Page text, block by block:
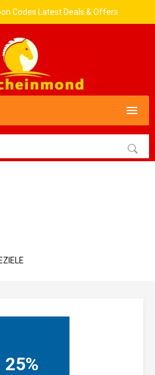
Codes Latest Deals & Offers
25%